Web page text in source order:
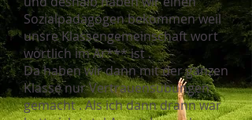
Sozialpädagogen bekommen weil
unsre Klassengemeinschaft wort
wörtlich im Ar*** ist .
Da haben wir dann mit der ganzen
Klasse nur Vertrauensübungen
gemacht . Als ich dann drann war